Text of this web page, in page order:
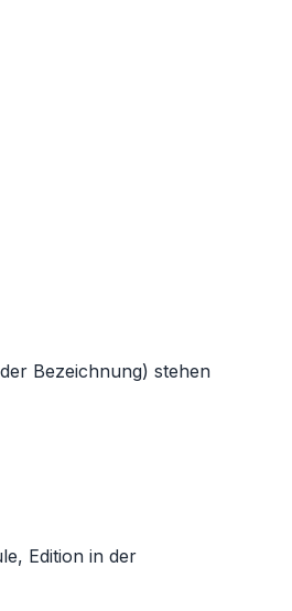
Bezeichnung) stehen
Edition in der